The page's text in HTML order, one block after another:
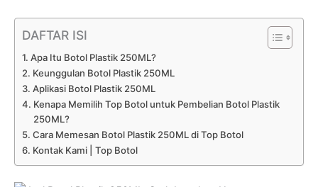
DAFTAR ISI
Apa Itu Botol Plastik 250ML?
Keunggulan Botol Plastik 250ML
Aplikasi Botol Plastik 250ML
Kenapa Memilih Top Botol untuk Pembelian Botol Plastik
250ML?
Cara Memesan Botol Plastik 250ML di Top Botol
Kontak Kami | Top Botol